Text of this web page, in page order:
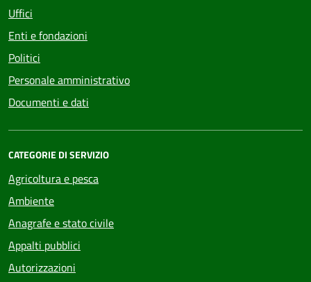
Uffici
Enti e fondazioni
Politici
Personale amministrativo
Documenti e dati
CATEGORIE DI SERVIZIO
Agricoltura e pesca
Ambiente
Anagrafe e stato civile
Appalti pubblici
Autorizzazioni